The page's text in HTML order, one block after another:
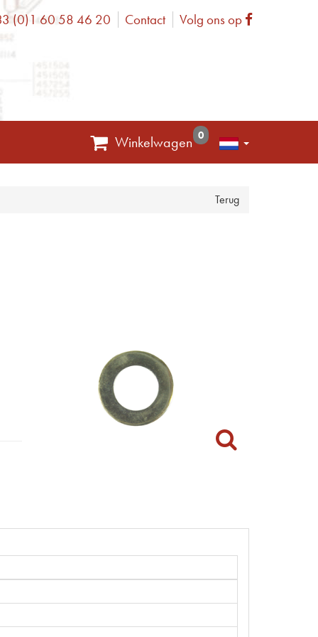
(0)1 60 58 46 20 Contact Volg ons op Facebook
Winkelwagen 0
Terug